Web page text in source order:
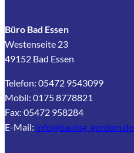
Büro Bad Essen
Westenseite 23
49152 Bad Essen
Telefon: 05472 9543099
Mobil: 0175 8778821
Fax: 05472 958284
E-Mail: info@bauing-gerdom.de